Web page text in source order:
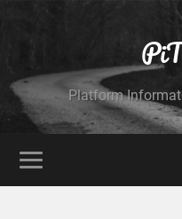
Platform